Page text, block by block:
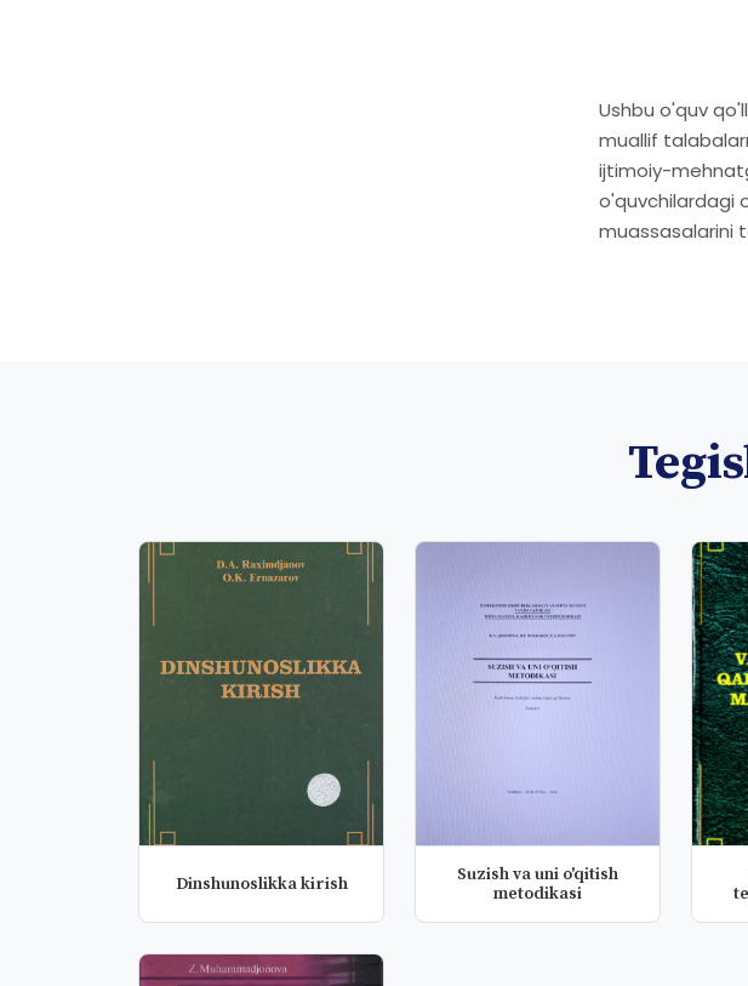
Ushbu o'quv
muallif
ijtimoiy-
o'quvchilardagi
muassasalarini
Dinshunoslikka kirish
Suzish va uni o'qitish
metodikasi